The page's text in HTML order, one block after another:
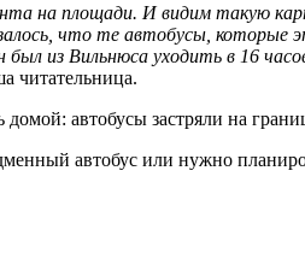
на площади. И видим такую
что те автобусы,
из Вильнюса уходить в 16
читательница.
автобус или нужно